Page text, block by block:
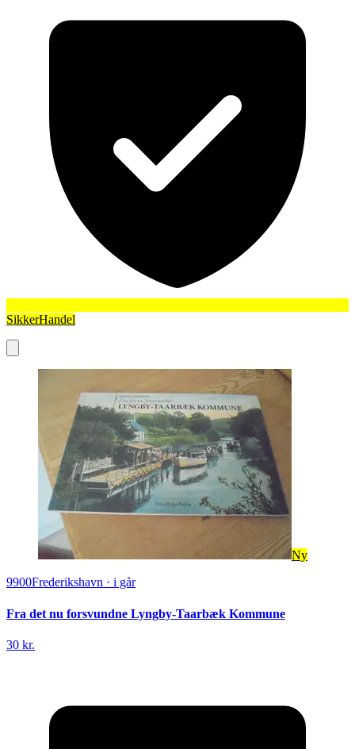
SikkerHandel
Ny
9900Frederikshavn · i går
Fra det nu forsvundne Lyngby-Taarbæk Kommune
30 kr.